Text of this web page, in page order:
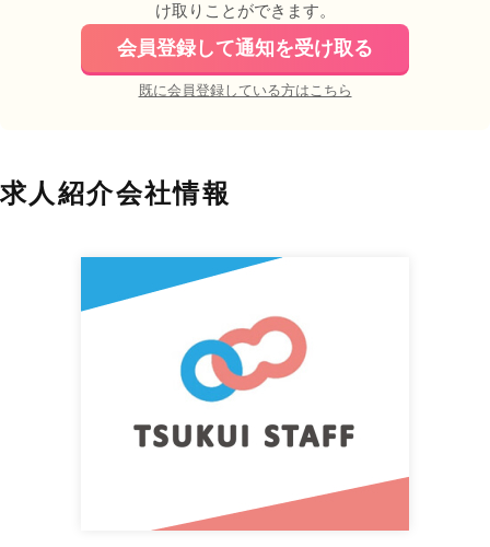
け取りことができます。
会員登録して通知を受け取る
既に会員登録している方はこちら
求人紹介会社情報